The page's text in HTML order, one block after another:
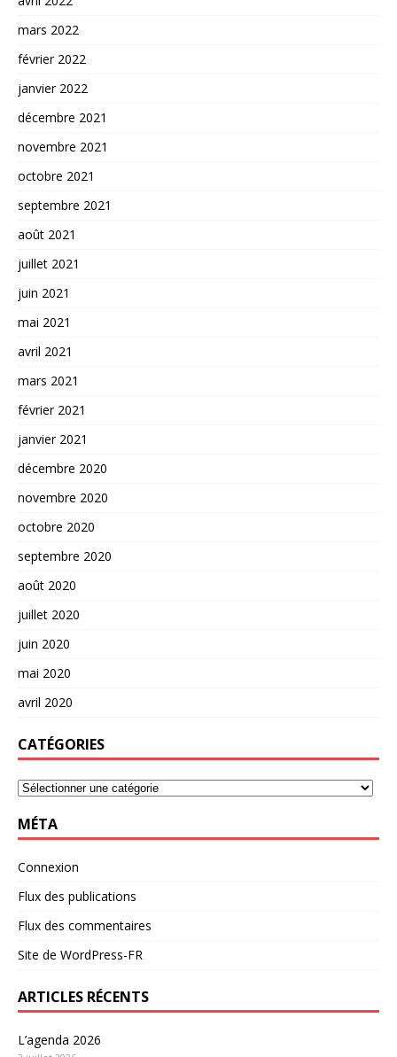
mars 2022
février 2022
janvier 2022
décembre 2021
novembre 2021
octobre 2021
septembre 2021
août 2021
juillet 2021
juin 2021
mai 2021
avril 2021
mars 2021
février 2021
janvier 2021
décembre 2020
novembre 2020
octobre 2020
septembre 2020
août 2020
juillet 2020
juin 2020
mai 2020
avril 2020
CATÉGORIES
MÉTA
Connexion
Flux des publications
Flux des commentaires
Site de WordPress-FR
ARTICLES RÉCENTS
L’agenda 2026